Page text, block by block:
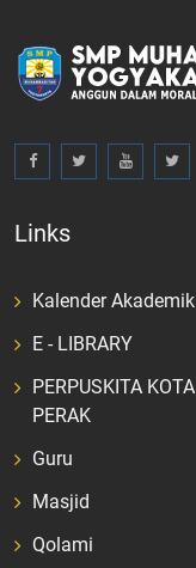
Links
Kalender Akademik
E - LIBRARY
PERPUSKITA KOTA
PERAK
Guru
Masjid
Qolami